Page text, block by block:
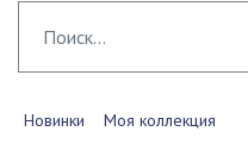
Новинки Моя коллекция